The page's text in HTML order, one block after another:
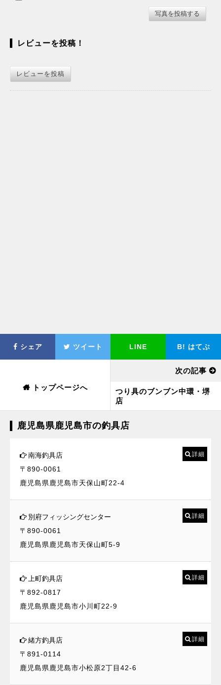
レビューを投稿！
レビューを投稿
シェア ツイート LINE B! はてぶ
トップページへ
次の記事
つり具のブンブン中環・堺
店
鹿児島県鹿児島市の釣具店
南海釣具店
〒890-0061
鹿児島県鹿児島市天保山町22-4
詳細
別府フィッシングセンター
〒890-0061
鹿児島県鹿児島市天保山町5-9
詳細
上町釣具店
〒892-0817
鹿児島県鹿児島市小川町22-9
詳細
緒方釣具店
〒891-0114
鹿児島県鹿児島市小松原2丁目42-6
詳細